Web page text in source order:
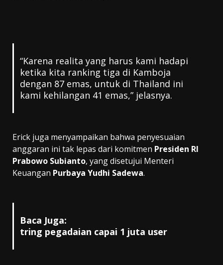
“Karena realita yang harus kami hadapi
ketika kita ranking tiga di Kamboja
dengan 87 emas, untuk di Thailand ini
kami kehilangan 41 emas,” jelasnya.
Erick juga menyampaikan bahwa penyesuaian
anggaran ini tak lepas dari komitmen Presiden RI
Prabowo Subianto, yang disetujui Menteri
Keuangan Purbaya Yudhi Sadewa.
Baca Juga:
tring pegadaian capai 1 juta user